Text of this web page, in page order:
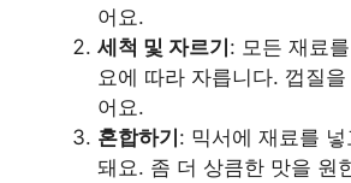
어요.
세척 및 자르기: 모든 재료
요에 따라 자릅니다. 껍질
어요.
혼합하기: 믹서에 재료를
돼요. 좀 더 상큼한 맛을 원